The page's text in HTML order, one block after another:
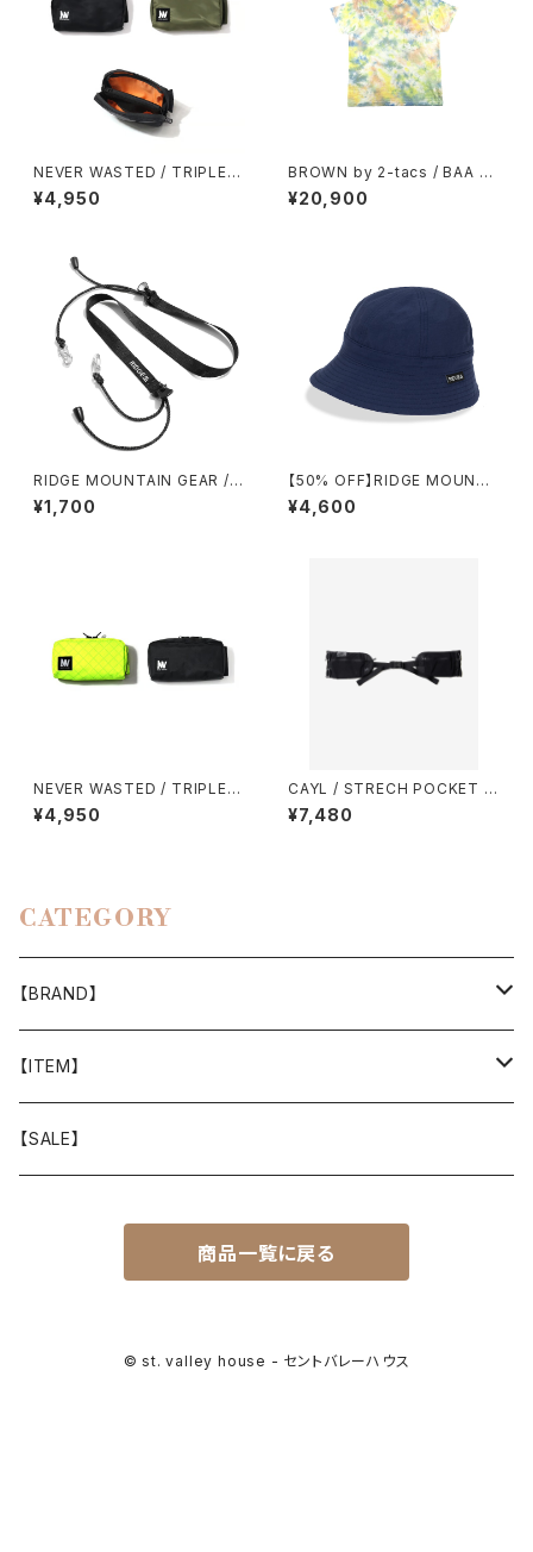
NEVER WASTED / TRIPLEY
ES（MA-1）
¥4,950
BROWN by 2-tacs / BAA P
OCKET（TIE DYE）
¥20,900
RIDGE MOUNTAIN GEAR / S
HOULDER STRAP TOUGH
¥1,700
【50% OFF】RIDGE MOUNTA
IN GEAR / ENOUGH HAT
¥4,600
NEVER WASTED / TRIPLEY
ES（ECOPAK）
¥4,950
CAYL / STRECH POCKET H
IP BELT
¥7,480
CATEGORY
【BRAND】
山と道
T-SHIRT
迷迭香
Akihiro Wood Works
【ITEM】
WEAR
【SALE】
商品一覧に戻る
© st. valley house - セントバレーハウス